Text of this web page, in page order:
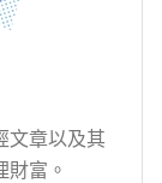
文章以及其
富。